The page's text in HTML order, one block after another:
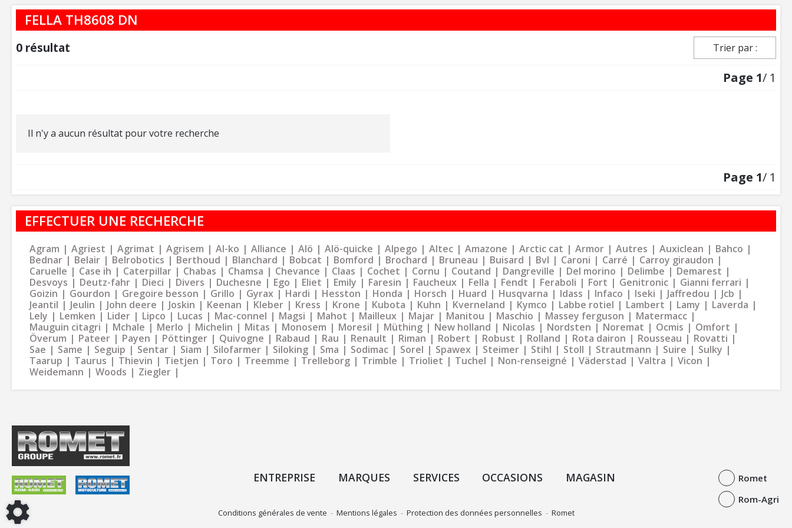
FELLA TH8608 DN
0 résultat Trier par :
Page 1/ 1
Il n'y a aucun résultat pour votre recherche
Page 1/ 1
EFFECTUER UNE RECHERCHE
Agram Agriest Agrimat Agrisem Al-ko Alliance Alö Alö-quicke Alpego Altec Amazone Arctic cat Armor Autres Auxiclean
Bahco
Bednar
Belair Belrobotics Berthoud Blanchard Bobcat Bomford Brochard Bruneau Buisard Bvl Caroni Carré
Carroy giraudon
Caruelle
Case ih Caterpillar Chabas Chamsa Chevance Claas Cochet Cornu Coutand Dangreville Del morino Delimbe
Demarest
Desvoys
Deutz-fahr Dieci Divers Duchesne Ego Eliet Emily Faresin Faucheux Fella Fendt Feraboli Fort Genitronic
Gianni ferrari
Goizin
Gourdon Gregoire besson Grillo Gyrax Hardi Hesston Honda Horsch Huard Husqvarna Idass Infaco Iseki Jaffredou
Jcb
Jeantil
Jeulin John deere Joskin Keenan Kleber Kress Krone Kubota Kuhn Kverneland Kymco Labbe rotiel Lambert Lamy
Laverda
Lely
Lemken Lider Lipco Lucas Mac-connel Magsi Mahot Mailleux Majar Manitou Maschio Massey ferguson
Matermacc
Mauguin citagri
Mchale Merlo Michelin Mitas Monosem Moresil Müthing New holland Nicolas Nordsten Noremat Ocmis
Omfort
Överum
Pateer Payen Pöttinger Quivogne Rabaud Rau Renault Riman Robert Robust Rolland Rota dairon Rousseau
Rovatti
Sae
Same Seguip Sentar Siam Silofarmer Siloking Sma Sodimac Sorel Spawex Steimer Stihl Stoll Strautmann Suire
Sulky
Taarup
Taurus Thievin Tietjen Toro Treemme Trelleborg Trimble Trioliet Tuchel Non-renseigné Väderstad Valtra
Vicon
Weidemann
Woods Ziegler
ENTREPRISE MARQUES SERVICES OCCASIONS MAGASIN
Romet
Rom-Agri
Conditions générales de vente - Mentions légales - Protection des données personnelles - Romet